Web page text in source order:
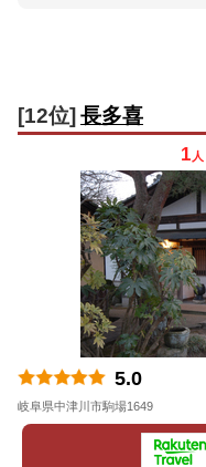
[12位] 長多喜
1 人
5.0
岐阜県中津川市駒場1649